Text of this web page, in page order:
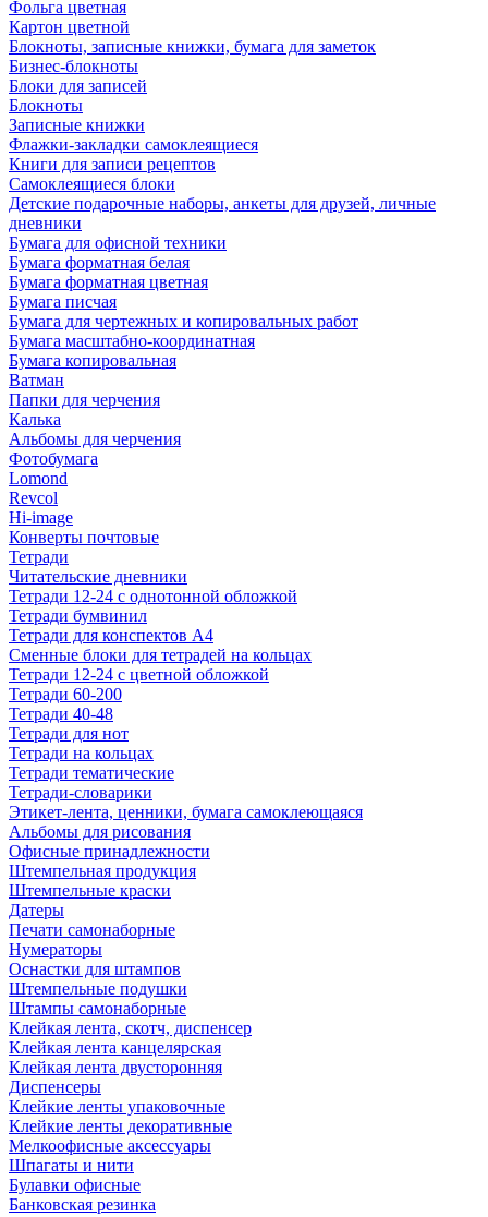
Фольга цветная
Картон цветной
Блокноты, записные книжки, бумага для заметок
Бизнес-блокноты
Блоки для записей
Блокноты
Записные книжки
Флажки-закладки самоклеящиеся
Книги для записи рецептов
Самоклеящиеся блоки
Детские подарочные наборы, анкеты для друзей, личные
дневники
Бумага для офисной техники
Бумага форматная белая
Бумага форматная цветная
Бумага писчая
Бумага для чертежных и копировальных работ
Бумага масштабно-координатная
Бумага копировальная
Ватман
Папки для черчения
Калька
Альбомы для черчения
Фотобумага
Lomond
Revcol
Hi-image
Конверты почтовые
Тетради
Читательские дневники
Тетради 12-24 с однотонной обложкой
Тетради бумвинил
Тетради для конспектов А4
Сменные блоки для тетрадей на кольцах
Тетради 12-24 с цветной обложкой
Тетради 60-200
Тетради 40-48
Тетради для нот
Тетради на кольцах
Тетради тематические
Тетради-словарики
Этикет-лента, ценники, бумага самоклеющаяся
Альбомы для рисования
Офисные принадлежности
Штемпельная продукция
Штемпельные краски
Датеры
Печати самонаборные
Нумераторы
Оснастки для штампов
Штемпельные подушки
Штампы самонаборные
Клейкая лента, скотч, диспенсер
Клейкая лента канцелярская
Клейкая лента двусторонняя
Диспенсеры
Клейкие ленты упаковочные
Клейкие ленты декоративные
Мелкоофисные аксессуары
Шпагаты и нити
Булавки офисные
Банковская резинка